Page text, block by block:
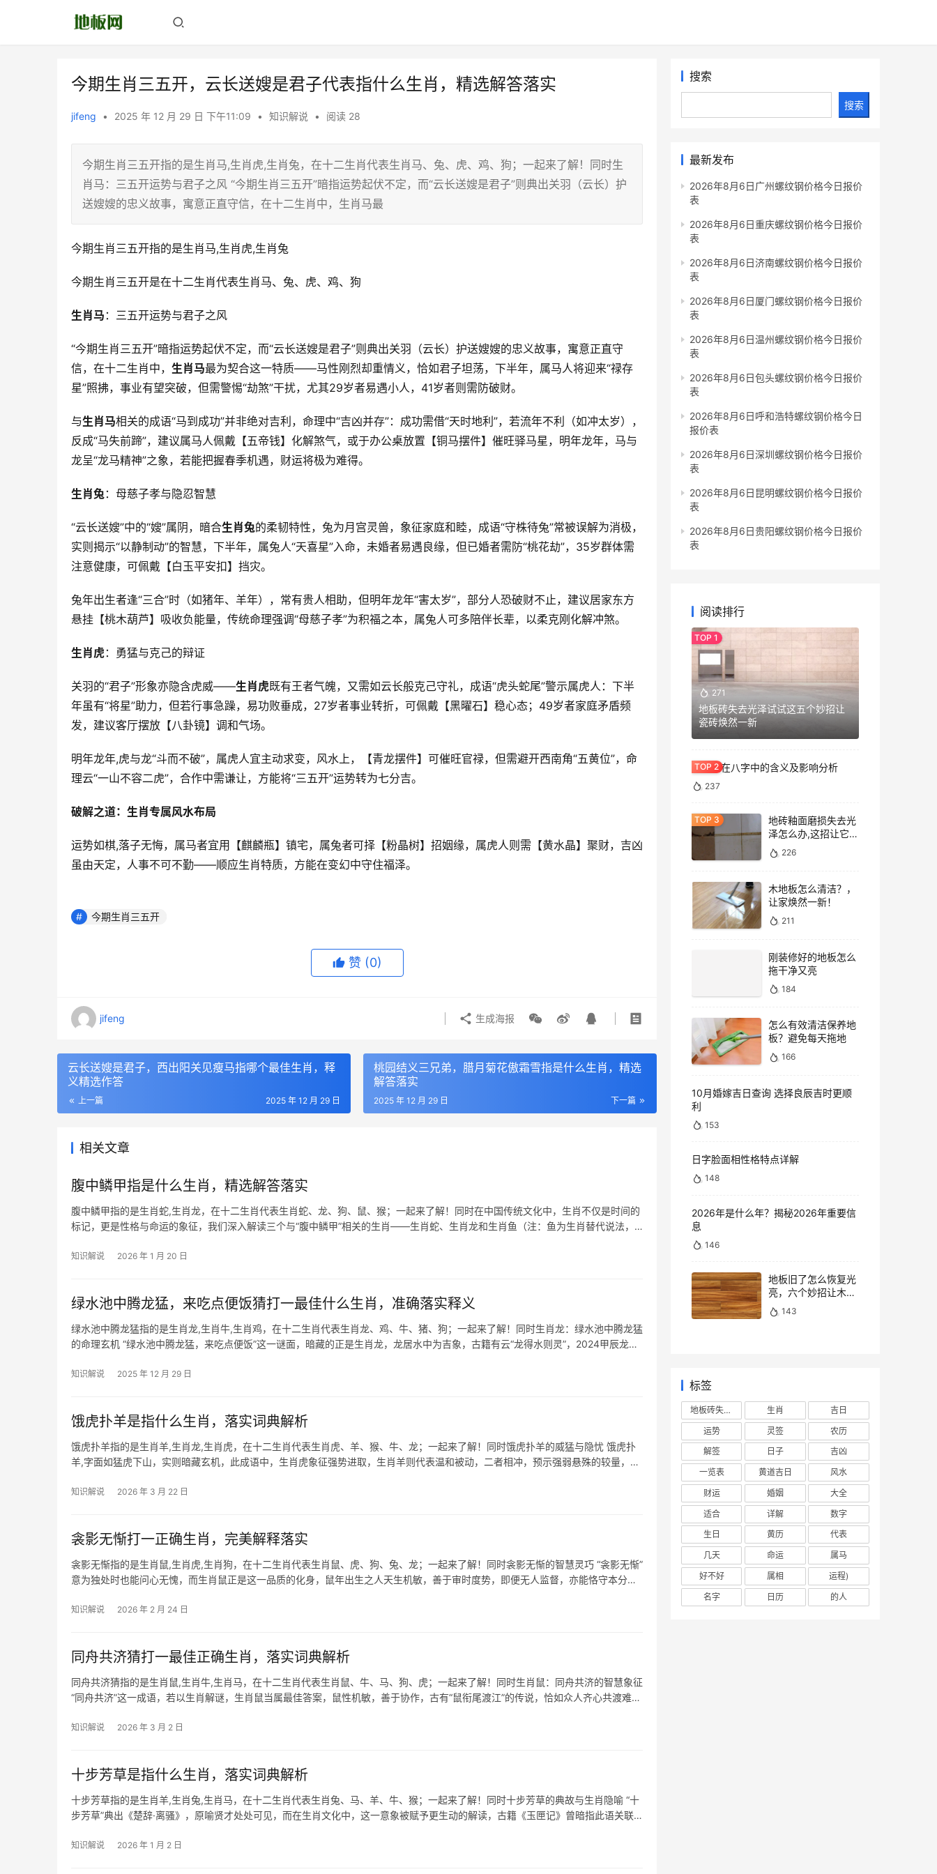
今期生肖三五开，云长送嫂是君子代表指什么生肖，精选解答落实
jifeng • 2025 年 12 月 29 日 下午11:09 • 知识解说 • 阅读 28
今期生肖三五开指的是生肖马,生肖虎,生肖兔，在十二生肖代表生肖马、兔、虎、鸡、狗；一起来了解！同时生
肖马：三五开运势与君子之风 “今期生肖三五开”暗指运势起伏不定，而“云长送嫂是君子”则典出关羽（云长）护
送嫂嫂的忠义故事，寓意正直守信，在十二生肖中，生肖马最
今期生肖三五开指的是生肖马,生肖虎,生肖兔
今期生肖三五开是在十二生肖代表生肖马、兔、虎、鸡、狗
生肖马 ：三五开运势与君子之风
“今期生肖三五开”暗指运势起伏不定，而“云长送嫂是君子”则典出关羽（云长）护送嫂嫂的忠义故事，寓意正直守
信，在十二生肖中， 生肖马最为契合这一特质——马性刚烈却重情义，恰如君子坦荡，下半年，属马人将迎来“禄存
星”照拂，事业有望突破，但需警惕“劫煞”干扰，尤其29岁者易遇小人，41岁者则需防破财。
与生肖马相关的成语“马到成功”并非绝对吉利，命理中“吉凶并存”：成功需借“天时地利”，若流年不利（如冲太岁），
反成“马失前蹄”，建议属马人佩戴【五帝钱】化解煞气，或于办公桌放置【铜马摆件】催旺驿马星，明年龙年，马与
龙呈“龙马精神”之象，若能把握春季机遇，财运将极为难得。
生肖兔：母慈子孝与隐忍智慧
“云长送嫂”中的“嫂”属阴，暗合生肖兔的柔韧特性，兔为月宫灵兽，象征家庭和睦，成语“守株待兔”常被误解为消极，
实则揭示“以静制动”的智慧，下半年，属兔人“天喜星”入命，未婚者易遇良缘，但已婚者需防“桃花劫”，35岁群体需
注意健康，可佩戴【白玉平安扣】挡灾。
兔年出生者逢“三合”时（如猪年、羊年），常有贵人相助，但明年龙年“害太岁”，部分人恐破财不止，建议居家东方
悬挂【桃木葫芦】吸收负能量，传统命理强调“母慈子孝”为积福之本，属兔人可多陪伴长辈，以柔克刚化解冲煞。
生肖虎：勇猛与克己的辩证
关羽的“君子”形象亦隐含虎威——生肖虎既有王者气魄，又需如云长般克己守礼，成语“虎头蛇尾”警示属虎人：下半
年虽有“将星”助力，但若行事急躁，易功败垂成，27岁者事业转折，可佩戴【黑曜石】稳心态；49岁者家庭矛盾频
发，建议客厅摆放【八卦镜】调和气场。
明年龙年,虎与龙“斗而不破”，属虎人宜主动求变，风水上，【青龙摆件】可催旺官禄，但需避开西南角“五黄位”，命
理云“一山不容二虎”，合作中需谦让，方能将“三五开”运势转为七分吉。
破解之道：生肖专属风水布局
运势如棋,落子无悔，属马者宜用【麒麟瓶】镇宅，属兔者可择【粉晶树】招姻缘，属虎人则需【黄水晶】聚财，吉凶
虽由天定，人事不可不勤——顺应生肖特质，方能在变幻中守住福泽。
今期生肖三五开
赞 (0)
jifeng 生成海报
云长送嫂是君子，西出阳关见瘦马指哪个最佳生肖，释
义精选作答
上一篇 2025 年 12 月 29 日
桃园结义三兄弟，腊月菊花傲霜雪指是什么生肖，精选
解答落实
下一篇
2025 年 12 月 29 日
相关文章
腹中鳞甲指是什么生肖，精选解答落实
腹中鳞甲指的是生肖蛇,生肖龙，在十二生肖代表生肖蛇、龙、狗、鼠、猴；一起来了解！同时在中国传统文化中，生肖不仅是时间的
标记，更是性格与命运的象征，我们深入解读三个与“腹中鳞甲”相关的生肖——生肖蛇、生肖龙和生肖鱼（注：鱼为生肖替代说法，
知识解说 2026 年 1 月 20 日
绿水池中腾龙猛，来吃点便饭猜打一最佳什么生肖，准确落实释义
绿水池中腾龙猛指的是生肖龙,生肖牛,生肖鸡，在十二生肖代表生肖龙、鸡、牛、猪、狗；一起来了解！同时生肖龙：绿水池中腾龙猛
的命理玄机 “绿水池中腾龙猛，来吃点便饭”这一谜面，暗藏的正是生肖龙，龙居水中为吉象，古籍有云“龙得水则灵”，2024甲辰龙年
知识解说 2025 年 12 月 29 日
饿虎扑羊是指什么生肖，落实词典解析
饿虎扑羊指的是生肖羊,生肖龙,生肖虎，在十二生肖代表生肖虎、羊、猴、牛、龙；一起来了解！同时饿虎扑羊的威猛与隐忧 饿虎扑
羊,字面如猛虎下山，实则暗藏玄机，此成语中，生肖虎象征强势进取，生肖羊则代表温和被动，二者相冲，预示强弱悬殊的较量，
知识解说 2026 年 3 月 22 日
衾影无惭打一正确生肖，完美解释落实
衾影无惭指的是生肖鼠,生肖虎,生肖狗，在十二生肖代表生肖鼠、虎、狗、兔、龙；一起来了解！同时衾影无惭的智慧灵巧 “衾影无惭”
意为独处时也能问心无愧，而生肖鼠正是这一品质的化身，鼠年出生之人天生机敏，善于审时度势，即便无人监督，亦能恪守本分，
知识解说 2026 年 2 月 24 日
同舟共济猜打一最佳正确生肖，落实词典解析
同舟共济猜指的是生肖鼠,生肖牛,生肖马，在十二生肖代表生肖鼠、牛、马、狗、虎；一起来了解！同时生肖鼠：同舟共济的智慧象征
“同舟共济”这一成语，若以生肖解谜，生肖鼠当属最佳答案，鼠性机敏，善于协作，古有“鼠衔尾渡江”的传说，恰如众人齐心共渡难关
知识解说 2026 年 3 月 2 日
十步芳草是指什么生肖，落实词典解析
十步芳草指的是生肖羊,生肖兔,生肖马，在十二生肖代表生肖兔、马、羊、牛、猴；一起来了解！同时十步芳草的典故与生肖隐喻 “十
步芳草”典出《楚辞·离骚》，原喻贤才处处可见，而在生肖文化中，这一意象被赋予更生动的解读，古籍《玉匣记》曾暗指此语关联
知识解说 2026 年 1 月 2 日
搜索
搜索
最新发布
2026年8月6日广州螺纹钢价格今日报价
表
2026年8月6日重庆螺纹钢价格今日报价
表
2026年8月6日济南螺纹钢价格今日报价
表
2026年8月6日厦门螺纹钢价格今日报价
表
2026年8月6日温州螺纹钢价格今日报价
表
2026年8月6日包头螺纹钢价格今日报价
表
2026年8月6日呼和浩特螺纹钢价格今日
报价表
2026年8月6日深圳螺纹钢价格今日报价
表
2026年8月6日昆明螺纹钢价格今日报价
表
2026年8月6日贵阳螺纹钢价格今日报价
表
阅读排行
271
地板砖失去光泽试试这五个妙招让
瓷砖焕然一新
七杀格在八字中的含义及影响分析
237
地砖釉面磨损失去光
泽怎么办,这招让它重
焕光泽!
226
木地板怎么清洁？，
让家焕然一新！
211
刚装修好的地板怎么
拖干净又亮
184
怎么有效清洁保养地
板？避免每天拖地
166
10月婚嫁吉日查询 选择良辰吉时更顺
利
153
日字脸面相性格特点详解
148
2026年是什么年？揭秘2026年重要信
息
146
地板旧了怎么恢复光
亮，六个妙招让木地
板焕然一新
143
标签
地板砖失去光泽 生肖
吉日
运势
灵签
农历
解签
日子
吉凶
一览表
黄道吉日
风水
财运
婚姻
大全
适合
详解
数字
生日
黄历
代表
几天
命运
属马
好不好
属相
运程)
名字
日历 的人